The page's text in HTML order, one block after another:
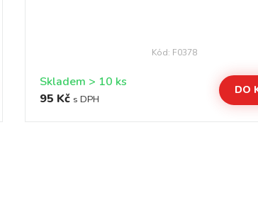
Kód: F0378
Skladem > 10 ks
95 Kč s DPH
DO